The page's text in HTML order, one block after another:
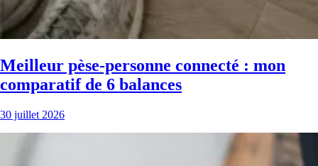
Meilleur pèse-personne connecté : mon
comparatif de 6 balances
30 juillet 2026